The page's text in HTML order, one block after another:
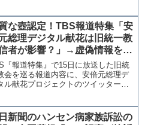
な壺認定！TBS報道特集「安
総理デジタル献花は旧統一教
者が影響？」→虚偽情報をも
決めつけ取材、公式アカウン
報道を否定する投稿
『報道特集』で15日に放送した旧統
会を巡る報道内容に、安倍元総理デ
ル献花プロジェクトのツイッターア
ジタル献花に信者が影響？」と題し
旧統一教会の方...
新聞のハンセン病家族訴訟の